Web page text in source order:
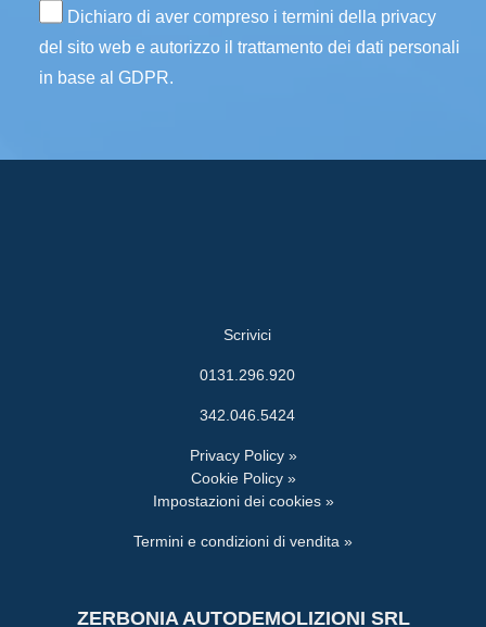
Dichiaro di aver compreso i termini della privacy
del sito web e autorizzo il trattamento dei dati personali
in base al GDPR.
Scrivici
0131.296.920
342.046.5424
Privacy Policy »
Cookie Policy »
Impostazioni dei cookies »
Termini e condizioni di vendita »
ZERBONIA AUTODEMOLIZIONI SRL